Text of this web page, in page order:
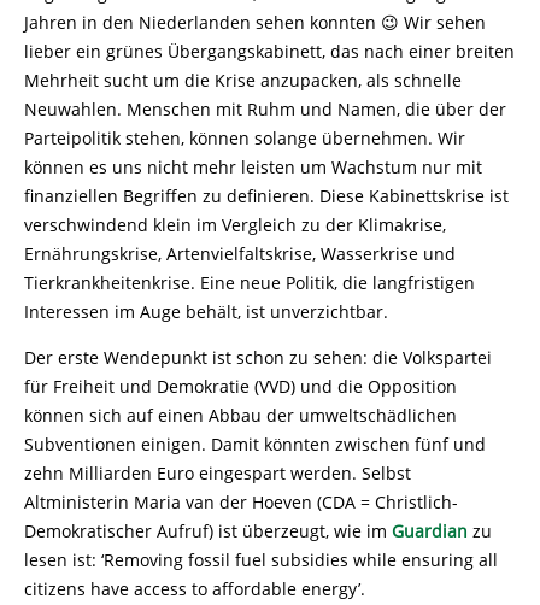
Jahren in den Niederlanden sehen konnten 😉 Wir sehen
lieber ein grünes Übergangskabinett, das nach einer breiten
Mehrheit sucht um die Krise anzupacken, als schnelle
Neuwahlen. Menschen mit Ruhm und Namen, die über der
Parteipolitik stehen, können solange übernehmen. Wir
können es uns nicht mehr leisten um Wachstum nur mit
finanziellen Begriffen zu definieren. Diese Kabinettskrise ist
verschwindend klein im Vergleich zu der Klimakrise,
Ernährungskrise, Artenvielfaltskrise, Wasserkrise und
Tierkrankheitenkrise. Eine neue Politik, die langfristigen
Interessen im Auge behält, ist unverzichtbar.
Der erste Wendepunkt ist schon zu sehen: die Volkspartei
für Freiheit und Demokratie (VVD) und die Opposition
können sich auf einen Abbau der umweltschädlichen
Subventionen einigen. Damit könnten zwischen fünf und
zehn Milliarden Euro eingespart werden. Selbst
Altministerin Maria van der Hoeven (CDA = Christlich-
Demokratischer Aufruf) ist überzeugt, wie im Guardian zu
lesen ist: ‘Removing fossil fuel subsidies while ensuring all
citizens have access to affordable energy’.